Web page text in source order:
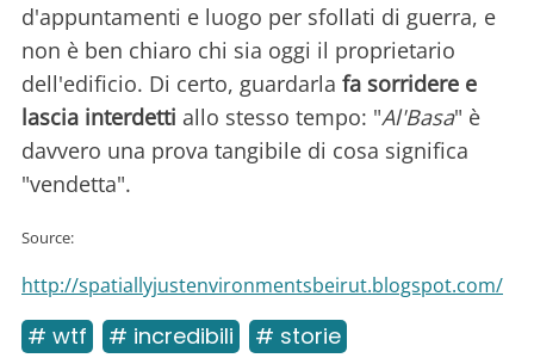
d'appuntamenti e luogo per sfollati di guerra, e
non è ben chiaro chi sia oggi il proprietario
dell'edificio. Di certo, guardarla fa sorridere e
lascia interdetti allo stesso tempo: "Al'Basa" è
davvero una prova tangibile di cosa significa
"vendetta".
Source:
http://spatiallyjustenvironmentsbeirut.blogspot.com/
# wtf # incredibili # storie